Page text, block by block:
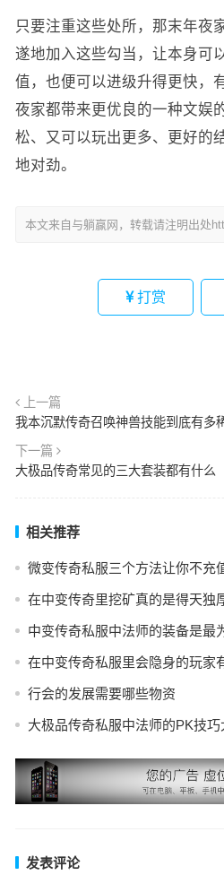
只要注重这些处所，那末年夜
遂地加入这些勾当，让本身可
值，也便可以进级升得更快，
夜家都带来更优良的一种文娱
松、又可以玩出更多、更好的
地对劲。
本文来自与躺赢网，转载请注明出处
打赏
上一篇
我本沉默传奇召唤神兽技能到底有多
下一篇
大极品传奇常见的三大套装都有什么
相关推荐
微变传奇私服三个方法让你不充
在中变传奇里挖矿真的是得天独
中变传奇私服中法师的装备是最
在中变传奇私服里会隐身的玩家
行会的发展需要哪些物资
大极品传奇私服中法师的PK技巧
发表评论